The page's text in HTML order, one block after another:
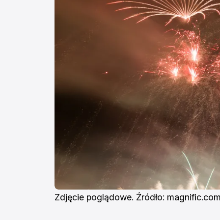
Zdjęcie poglądowe. Źródło: